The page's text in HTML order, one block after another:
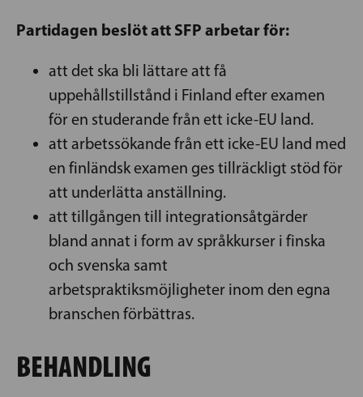
Partidagen beslöt att SFP arbetar för:
att det ska bli lättare att få
uppehållstillstånd i Finland efter examen
för en studerande från ett icke-EU land.
att arbetssökande från ett icke-EU land med
en finländsk examen ges tillräckligt stöd för
att underlätta anställning.
att tillgången till integrationsåtgärder
bland annat i form av språkkurser i finska
och svenska samt
arbetspraktiksmöjligheter inom den egna
branschen förbättras.
BEHANDLING